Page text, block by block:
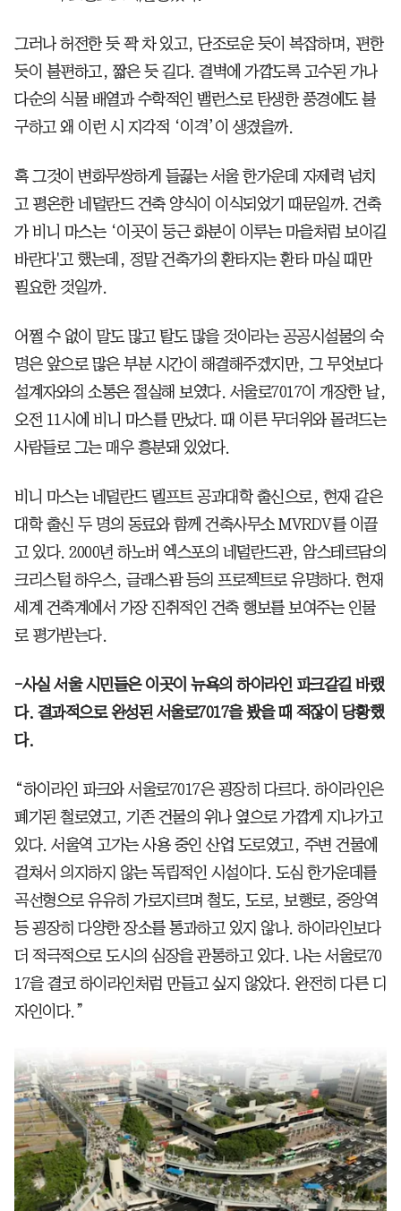
그러나 허전한 듯 꽉 차 있고, 단조로운 듯이 복잡하며, 편한
듯이 불편하고, 짧은 듯 길다. 결벽에 가깝도록 고수된 가나
다순의 식물 배열과 수학적인 밸런스로 탄생한 풍경에도 불
구하고 왜 이런 시 지각적 ‘이격’이 생겼을까.
혹 그것이 변화무쌍하게 들끓는 서울 한가운데 자제력 넘치
고 평온한 네덜란드 건축 양식이 이식되었기 때문일까. 건축
가 비니 마스는 ‘이곳이 둥근 화분이 이루는 마을처럼 보이길
바란다'고 했는데, 정말 건축가의 환타지는 환타 마실 때만
필요한 것일까.
어쩔 수 없이 말도 많고 탈도 많을 것이라는 공공시설물의 숙
명은 앞으로 많은 부분 시간이 해결해주겠지만, 그 무엇보다
설계자와의 소통은 절실해 보였다. 서울로7017이 개장한 날,
오전 11시에 비니 마스를 만났다. 때 이른 무더위와 몰려드는
사람들로 그는 매우 흥분돼 있었다.
비니 마스는 네덜란드 델프트 공과대학 출신으로, 현재 같은
대학 출신 두 명의 동료와 함께 건축사무소 MVRDV를 이끌
고 있다. 2000년 하노버 엑스포의 네덜란드관, 암스테르담의
크리스털 하우스, 글래스팜 등의 프로젝트로 유명하다. 현재
세계 건축계에서 가장 진취적인 건축 행보를 보여주는 인물
로 평가받는다.
-사실 서울 시민들은 이곳이 뉴욕의 하이라인 파크같길 바랬
다. 결과적으로 완성된 서울로7017을 봤을 때 적잖이 당황했
다.
“하이라인 파크와 서울로7017은 굉장히 다르다. 하이라인은
폐기된 철로였고, 기존 건물의 위나 옆으로 가깝게 지나가고
있다. 서울역 고가는 사용 중인 산업 도로였고, 주변 건물에
걸쳐서 의지하지 않는 독립적인 시설이다. 도심 한가운데를
곡선형으로 유유히 가로지르며 철도, 도로, 보행로, 중앙역
등 굉장히 다양한 장소를 통과하고 있지 않나. 하이라인보다
더 적극적으로 도시의 심장을 관통하고 있다. 나는 서울로70
17을 결코 하이라인처럼 만들고 싶지 않았다. 완전히 다른 디
자인이다.”